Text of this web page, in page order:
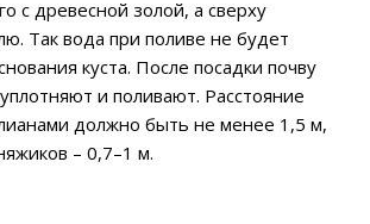
с древесной золой, а сверху
Так вода при поливе не будет
куста. После посадки почву
и поливают. Расстояние
должно быть не менее 1,5 м,
– 0,7–1 м.